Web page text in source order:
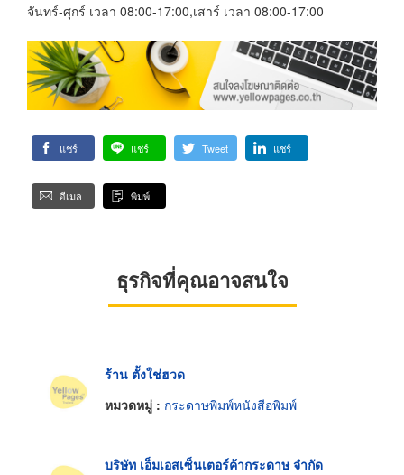
จันทร์-ศุกร์ เวลา 08:00-17:00,เสาร์ เวลา 08:00-17:00
แชร์ แชร์ Tweet แชร์
อีเมล พิมพ์
ธุรกิจที่คุณอาจสนใจ
ร้าน ตั้งใช่ฮวด
หมวดหมู่ : กระดาษพิมพ์หนังสือพิมพ์
บริษัท เอ็มเอสเซ็นเตอร์ค้ากระดาษ จำกัด